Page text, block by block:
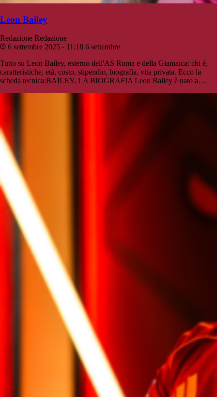
Leon Bailey
Redazione Redazione
6 settembre 2025 - 11:18 6 settembre
Tutto su Leon Bailey, esterno dell'AS Roma e della Giamaica: chi è,
caratteristiche, età, costo, stipendio, biografia, vita privata. Ecco la
scheda tecnica:BAILEY, LA BIOGRAFIA Leon Bailey è nato a…